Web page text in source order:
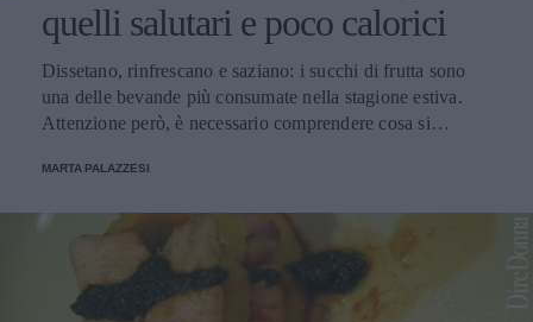
quelli salutari e poco calorici
Dissetano, rinfrescano e saziano: i succhi di frutta sono
una delle bevande più consumate nella stagione estiva.
Attenzione però, è necessario comprendere cosa si
MARTA PALAZZESI